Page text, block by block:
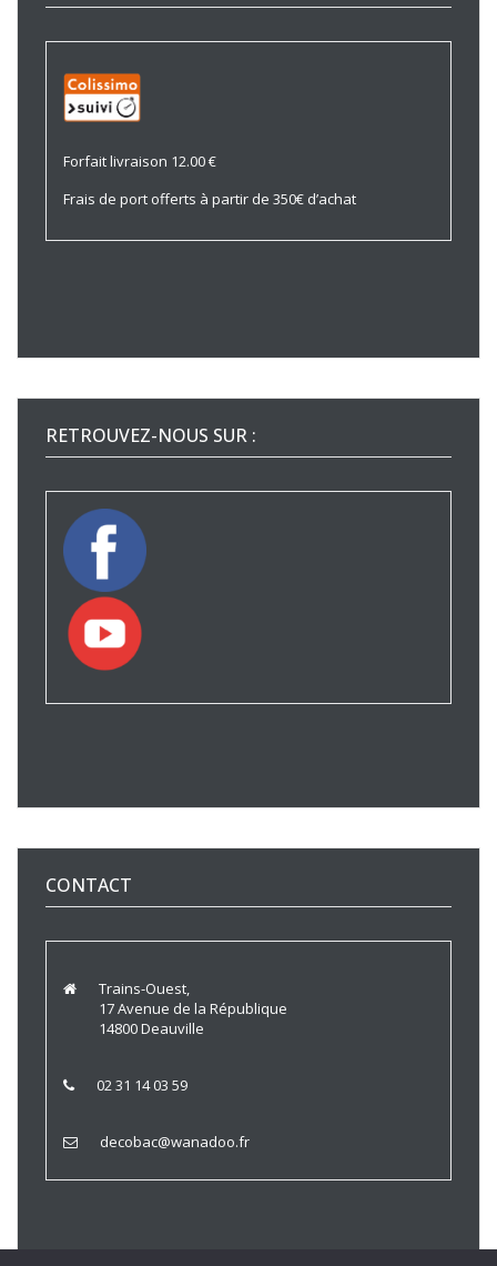
Forfait livraison 12.00 €
Frais de port offerts à partir de 350€ d’achat
RETROUVEZ-NOUS SUR :
CONTACT
Trains-Ouest,
17 Avenue de la République
14800 Deauville
02 31 14 03 59
decobac@wanadoo.fr